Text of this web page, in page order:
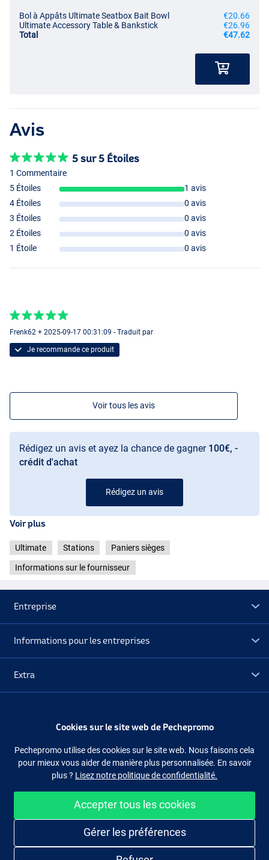
Bol à Appâts Ultimate Seatbox Bait Bowl
€20.66
Ultimate Accessory Table & Bankstick
€26.96
Total
€47.62
Avis
5 sur 5 Étoiles
1 Commentaire
5 Étoiles
1 avis
4 Étoiles
0 avis
3 Étoiles
0 avis
2 Étoiles
0 avis
1 Étoile
0 avis
Frenk62 + 2025-09-17 00:31:09 - Traduit par
Je recommande ce produit
Voir tous les avis
Rédigez un avis et ayez la chance de gagner 100€, -
crédit d'achat
Rédigez un avis
Voir plus
Ultimate Stations Paniers sièges
Informations sur le fournisseur
Entreprise
Informations pour les entreprises
Extra
Suivez-nous Facebook Instagram
Cookies sur le site web de Pechepromo
Pechepromo utilise des cookies sur le site web. Nous faisons cela
pour mieux vous aider de manière plus personnalisée. En savoir
plus ? Lisez notre politique de confidentialité.
Accepter tous les cookies
Gérer les préférences